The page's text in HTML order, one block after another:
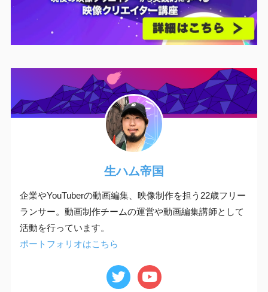
生ハム帝国
企業やYouTuberの動画編集、映像制作を担う22歳フリー
ランサー。動画制作チームの運営や動画編集講師として
活動を行っています。
ポートフォリオはこちら